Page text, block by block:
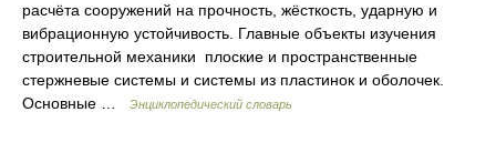
расчёта сооружений на прочность, жёсткость, ударную и
вибрационную устойчивость. Главные объекты изучения
строительной механики плоские и пространственные
стержневые системы и системы из пластинок и оболочек.
Основные …
Энциклопедический словарь